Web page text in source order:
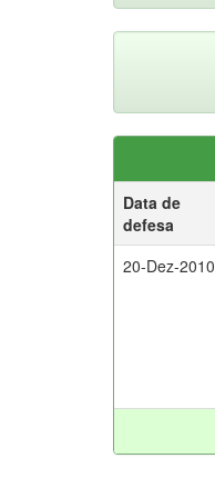
Data de
defesa
20-Dez-2010